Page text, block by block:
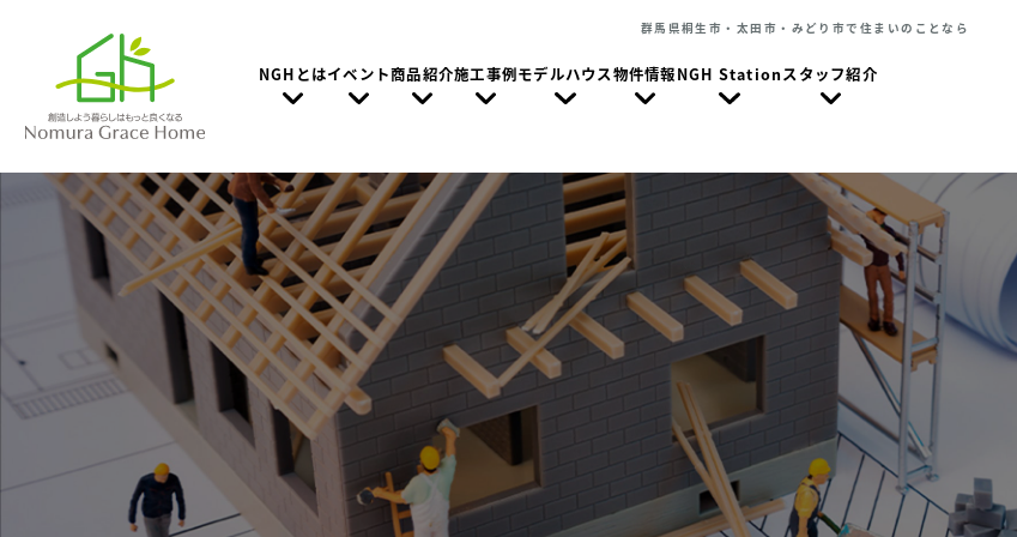
群馬県桐生市・太田市・みどり市で住まいのことなら
NGHとは
Nomura Grace Homeの想い
家づくりの特徴
お家の”建て時”と家づくりの進め方
建て替えとリフォーム、どっちがお得？
イベント商品紹介施工事例モデルハウス物件情報NGH Stationスタッフ紹介